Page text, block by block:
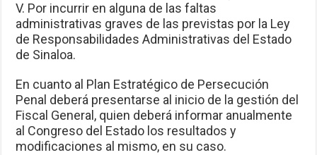
V. Por incurrir en alguna de las faltas
administrativas graves de las previstas por la Ley
de Responsabilidades Administrativas del Estado
de Sinaloa.
En cuanto al Plan Estratégico de Persecución
Penal deberá presentarse al inicio de la gestión del
Fiscal General, quien deberá informar anualmente
al Congreso del Estado los resultados y
modificaciones al mismo, en su caso.